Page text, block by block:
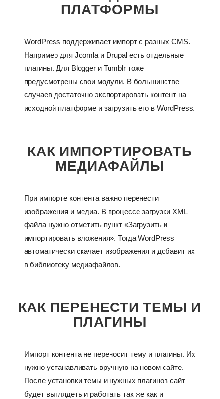
ПЛАТФОРМЫ
WordPress поддерживает импорт с разных CMS.
Например для Joomla и Drupal есть отдельные
плагины. Для Blogger и Tumblr тоже
предусмотрены свои модули. В большинстве
случаев достаточно экспортировать контент на
исходной платформе и загрузить его в WordPress.
КАК ИМПОРТИРОВАТЬ
МЕДИАФАЙЛЫ
При импорте контента важно перенести
изображения и медиа. В процессе загрузки XML
файла нужно отметить пункт «Загрузить и
импортировать вложения». Тогда WordPress
автоматически скачает изображения и добавит их
в библиотеку медиафайлов.
КАК ПЕРЕНЕСТИ ТЕМЫ И
ПЛАГИНЫ
Импорт контента не переносит тему и плагины. Их
нужно устанавливать вручную на новом сайте.
После установки темы и нужных плагинов сайт
будет выглядеть и работать так же как и